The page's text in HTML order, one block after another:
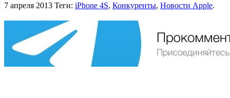
7 апреля 2013 Теги: iPhone 4S, Конкуренты, Новости Apple.